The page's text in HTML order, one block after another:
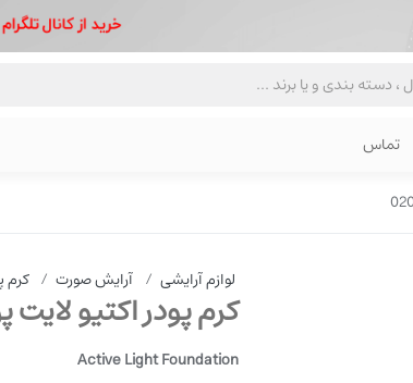
تماس
لوازم آرایشی / آرایش صورت / کرم
کرم پودر اکتیو لایت
Active Light Foundation